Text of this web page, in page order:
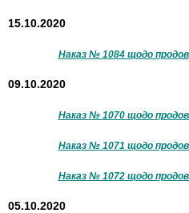
15.10.2020
Наказ № 1084 щодо
09.10.2020
Наказ № 1070 щодо
Наказ № 1071 щодо
Наказ № 1072 щодо
05.10.2020